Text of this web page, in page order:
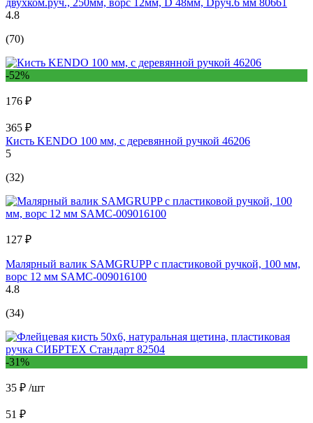
двухком.руч., 250мм, ворс 12мм, D 48мм, Dруч.6 мм 80661
4.8
(70)
-52%
176 ₽
365 ₽
Кисть KENDO 100 мм, с деревянной ручкой 46206
5
(32)
127 ₽
Малярный валик SAMGRUPP с пластиковой ручкой, 100 мм,
ворс 12 мм SAMC-009016100
4.8
(34)
-31%
35 ₽ /шт
51 ₽